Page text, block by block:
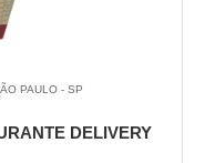
PAULO - SP
DELIVERY